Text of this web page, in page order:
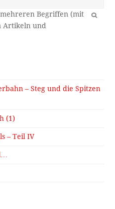
OK
– Steg und die Spitzen
(1)
– Teil IV